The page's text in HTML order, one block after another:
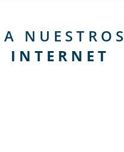
A NUESTROS
INTERNET